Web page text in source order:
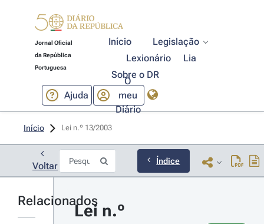
Jornal Oficial
da República
Portuguesa
Início
Legislação
Lexionário
Lia
Sobre o DR
Ajuda
O
meu
Diário
Início Lei n.º 13/2003
Voltar Índice
Relacionados
Lei n.º